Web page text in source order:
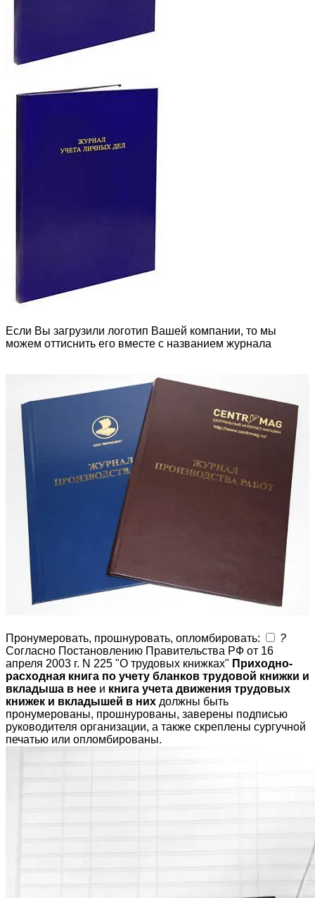
Если Вы загрузили логотип Вашей компании, то мы
можем оттиснить его вместе с названием журнала
Пронумеровать, прошнуровать, опломбировать:
?
Согласно Постановлению Правительства РФ от 16
апреля 2003 г. N 225 "О трудовых книжках" Приходно-
расходная книга по учету бланков трудовой книжки и
вкладыша в нее и книга учета движения трудовых
книжек и вкладышей в них должны быть
пронумерованы, прошнурованы, заверены подписью
руководителя организации, а также скреплены сургучной
печатью или опломбированы.